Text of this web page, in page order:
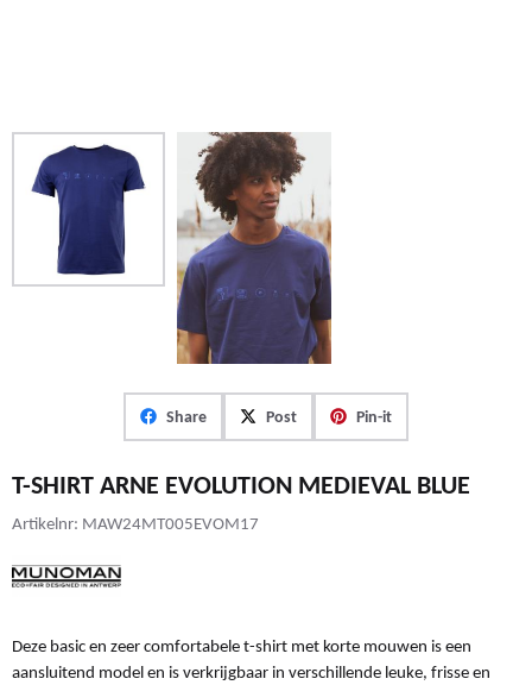
Share Post Pin-it
T-SHIRT ARNE EVOLUTION MEDIEVAL BLUE
Artikelnr: MAW24MT005EVOM17
Deze basic en zeer comfortabele t-shirt met korte mouwen is een
aansluitend model en is verkrijgbaar in verschillende leuke, frisse en